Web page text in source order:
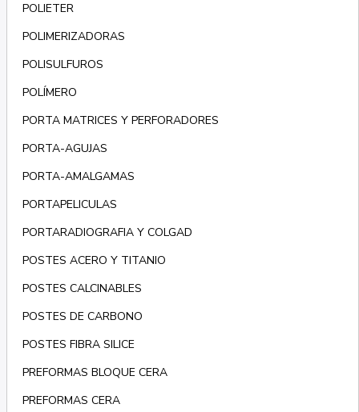
POLIETER
POLIMERIZADORAS
POLISULFUROS
POLÍMERO
PORTA MATRICES Y PERFORADORES
PORTA-AGUJAS
PORTA-AMALGAMAS
PORTAPELICULAS
PORTARADIOGRAFIA Y COLGAD
POSTES ACERO Y TITANIO
POSTES CALCINABLES
POSTES DE CARBONO
POSTES FIBRA SILICE
PREFORMAS BLOQUE CERA
PREFORMAS CERA